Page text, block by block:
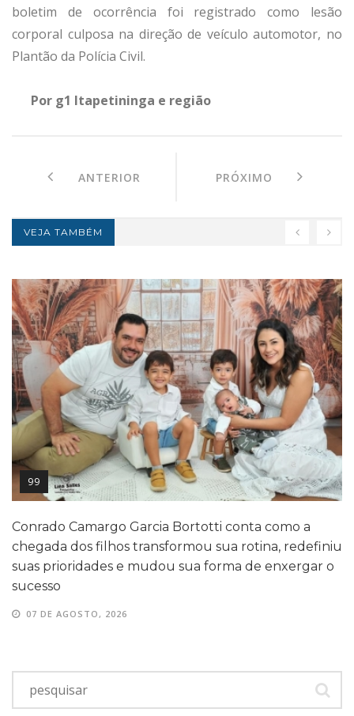
boletim de ocorrência foi registrado como lesão
corporal culposa na direção de veículo automotor, no
Plantão da Polícia Civil.
Por g1 Itapetininga e região
ANTERIOR PRÓXIMO
VEJA TAMBÉM
99
Conrado Camargo Garcia Bortotti conta como a
chegada dos filhos transformou sua rotina, redefiniu
suas prioridades e mudou sua forma de enxergar o
sucesso
07 DE AGOSTO, 2026